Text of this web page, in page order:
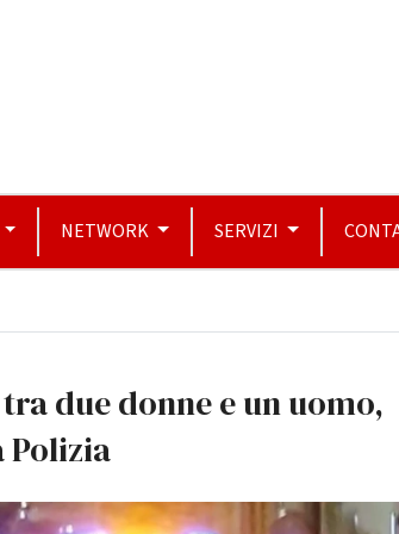
NETWORK SERVIZI
due donne e un uomo,
Polizia